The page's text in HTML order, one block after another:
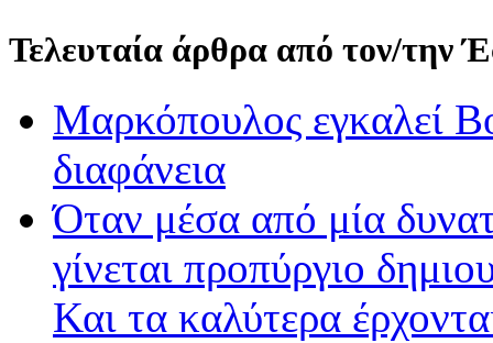
Τελευταία άρθρα από τον/την
Μαρκόπουλος εγκαλεί
διαφάνεια
Όταν μέσα από μία
γίνεται προπύργιο
Και τα καλύτερα